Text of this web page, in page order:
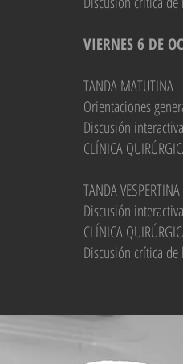
VIERNES6 DE
TANDA MATUTINA
Orientaciones
Discusión
CLÍNICA
TANDA VESPERTINA
Discusión
CLÍNICA
Discusión crítica